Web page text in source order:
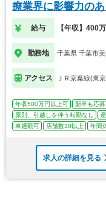
療業界に影響力の
給与 【年収】400
勤務地 千葉県 千葉市
アクセス ＪＲ京葉線(東
年収500万円以上可 新卒も応
原則、引越しを伴う転勤なし
車通勤可
店舗数30以上 年間
求人の詳細を見る